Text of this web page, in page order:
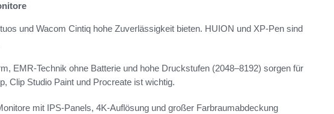
und Wacom Cintiq hohe Zuverlässigkeit bieten. HUION und XP-Pen sind
EMR-Technik ohne Batterie und hohe Druckstufen (2048–8192) sorgen für
Clip Studio Paint und Procreate ist wichtig.
mit IPS-Panels, 4K-Auflösung und großer Farbraumabdeckung